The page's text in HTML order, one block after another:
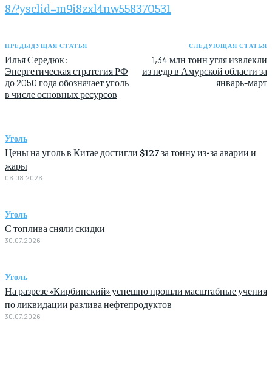
8/?ysclid=m9i8zxl4nw558370531
ПРЕДЫДУЩАЯ СТАТЬЯ
Илья Середюк:
Энергетическая стратегия РФ
до 2050 года обозначает уголь
в числе основных ресурсов
СЛЕДУЮЩАЯ СТАТЬЯ
1,34 млн тонн угля извлекли
из недр в Амурской области за
январь-март
Уголь
Цены на уголь в Китае достигли $127 за тонну из-за аварии и
жары
06.08.2026
Уголь
С топлива сняли скидки
30.07.2026
Уголь
На разрезе «Кирбинский» успешно прошли масштабные учения
по ликвидации разлива нефтепродуктов
30.07.2026